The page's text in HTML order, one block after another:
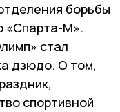
борьбы
«Спарта-М».
стал
дзюдо. О том,
спортивной